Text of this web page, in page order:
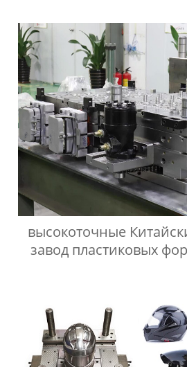
высокоточные
завод пластиковых